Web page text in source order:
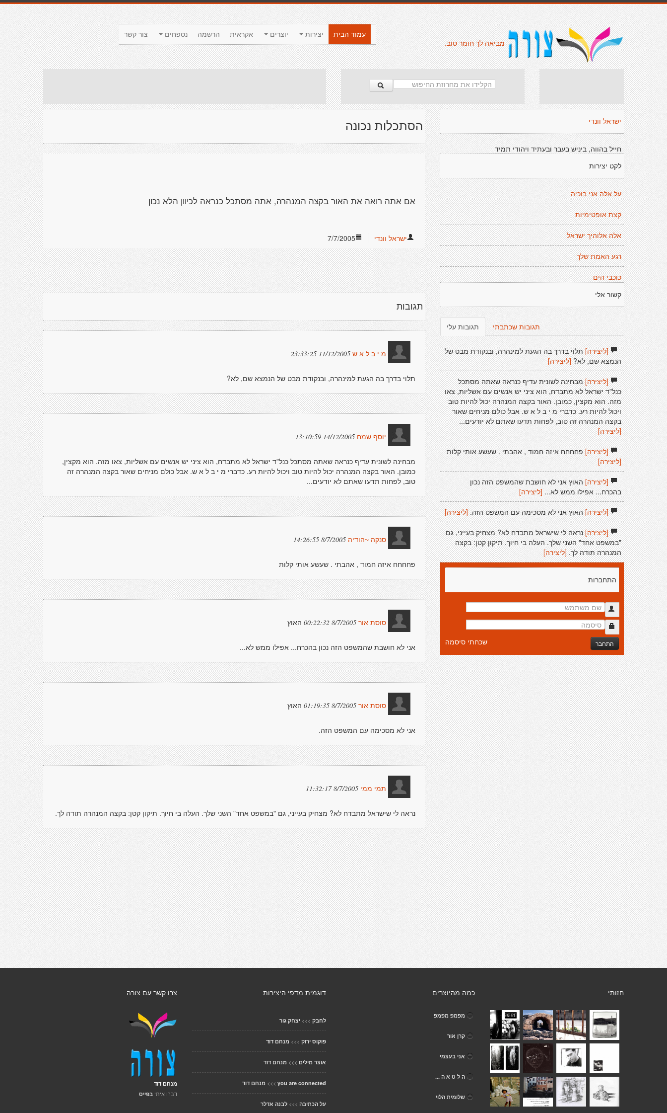
צור קשר נספחים הרשמה אקראית יוצרים יצירות
עמוד הבית
מביאה לך חומר טוב.
הסתכלות נכונה
7/7/2005 ישראל וונדי
תגובות
מ י ב ל א ש 11/12/2005 23:33:25
תלוי בדרך בה הגעת למינהרה, ובנקודת מבט של הנמצא שם, לא?
יוסף שמח 14/12/2005 13:10:59
מבחינה לשונית עדיף כנראה שאתה מסתכל כנל"ד ישראל לא מתבדח, הוא ציני יש אנשים עם אשליות, צאו מזה. הוא מקצין,
כמובן. האור בקצה המנהרה יכול להיות טוב ויכול להיות רע. כדברי מ י ב ל א ש. אבל כולם מניחים שאור בקצה המנהרה זה
טוב, לפחות תדעו שאתם לא יודעים...
סנקה ~הודיה 8/7/2005 14:26:55
פחחחח איזה חמוד , אהבתי . שעשע אותי קלות
סוסת אור 8/7/2005 00:22:32 האוץ
אני לא חושבת שהמשפט הזה נכון בהכרח... אפילו ממש לא...
סוסת אור 8/7/2005 01:19:35 האוץ
אני לא מסכימה עם המשפט הזה.
תמי ממי 8/7/2005 11:32:17
נראה לי שישראל מתבדח לא? מצחיק בעייני, גם "במשפט אחד" השני שלך. העלה בי חיוך. תיקון קטן: בקצה המנהרה תודה לך.
ישראל וונדי
חייל בהווה, ביניש בעבר ובעתיד ויהודי תמיד
לקט יצירות
על אלה אני בוכיה
קצת אופטימיות
אלה אלוהיך ישראל
רגע האמת שלך
כוכבי הים
קשור אלי
תגובות עלי תגובות שכתבתי
[ליצירה]תלוי בדרך בה הגעת למינהרה, ובנקודת מבט של
הנמצא שם, לא? [ליצירה]
[ליצירה]מבחינה לשונית עדיף כנראה שאתה מסתכל
כנל"ד ישראל לא מתבדח, הוא ציני יש אנשים עם אשליות, צאו
מזה. הוא מקצין, כמובן. האור בקצה המנהרה יכול להיות טוב
ויכול להיות רע. כדברי מ י ב ל א ש. אבל כולם מניחים שאור
בקצה המנהרה זה טוב, לפחות תדעו שאתם לא יודעים...
[ליצירה]
[ליצירה]פחחחח איזה חמוד , אהבתי . שעשע אותי קלות
[ליצירה]
[ליצירה]האוץ אני לא חושבת שהמשפט הזה נכון
בהכרח... אפילו ממש לא... [ליצירה]
[ליצירה]האוץ אני לא מסכימה עם המשפט הזה. [ליצירה]
[ליצירה]נראה לי שישראל מתבדח לא? מצחיק בעייני, גם
"במשפט אחד" השני שלך. העלה בי חיוך. תיקון קטן: בקצה
המנהרה תודה לך. [ליצירה]
התחברות
התחבר שכחתי סיסמה
צרו קשר עם צורה
מנחם דוד
דברו איתי בפייס
דוגמית מדפי היצירות
לחבק >>> יצחק גור
פוקוס ירוק >>> מנחם דוד
אוצר מילים >>> מנחם דוד
you are connected
>>> מנחם דוד
על הכתיבה >>> לבנה אדלר
כמה מהיוצרים
מפמפ מפמפ
קרן אור
אני בעצמי
ה ל ט א ה ...
שלומית הלוי
חזותי